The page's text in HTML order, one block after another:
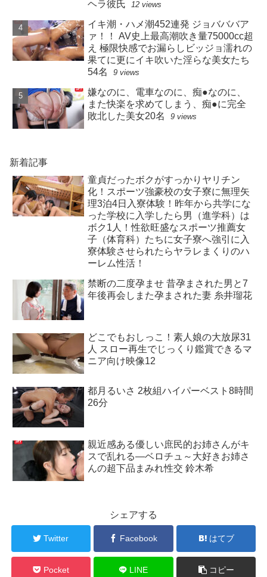
ヘラ彼氏
12 views
イキ潮・ハメ潮452連発 ジョバババア
ァ！！ AV史上最高潮吹き量75000cc超
え 極限快感でお漏らしビッジョ濡れの
果てに更にイキ吹いた淫らな美女たち
54名
9 views
嫌なのに、電車なのに、痴●なのに、
また快楽を求めてしまう、痴●に完全
敗北した美女20名
9 views
新着記事
童貞だったボクがすっかりヤリチン
化！スポーツ強豪校の女子寮に無理矢
理3泊4日入寮体験！昨年から共学にな
った学校に入学したら男（進学科）は
ボク1人！性欲旺盛なスポーツ推薦女
子（体育科）たちに女子寮へ強引に入
寮体験させられたらヤラレまくりのハ
ーレム性活！
禁断の二度孕ませ 昔孕まされた男と7
年後再会しまた孕まされた妻 糸井瑠花
どこでもおしっこ！素人娘の大放尿31
人 スロー再生でじっくり鑑賞できるマ
ニア向け映像12
都月るいさ 2枚組ハイパーベスト8時間
26分
親近感ある優しい庶民的お姉さんがキ
スで乱れる―ベロチュ～大好きお姉さ
んの超下品まみれ性交 鈴木希
シェアする
Twitter Facebook はてブ
Pocket LINE コピー